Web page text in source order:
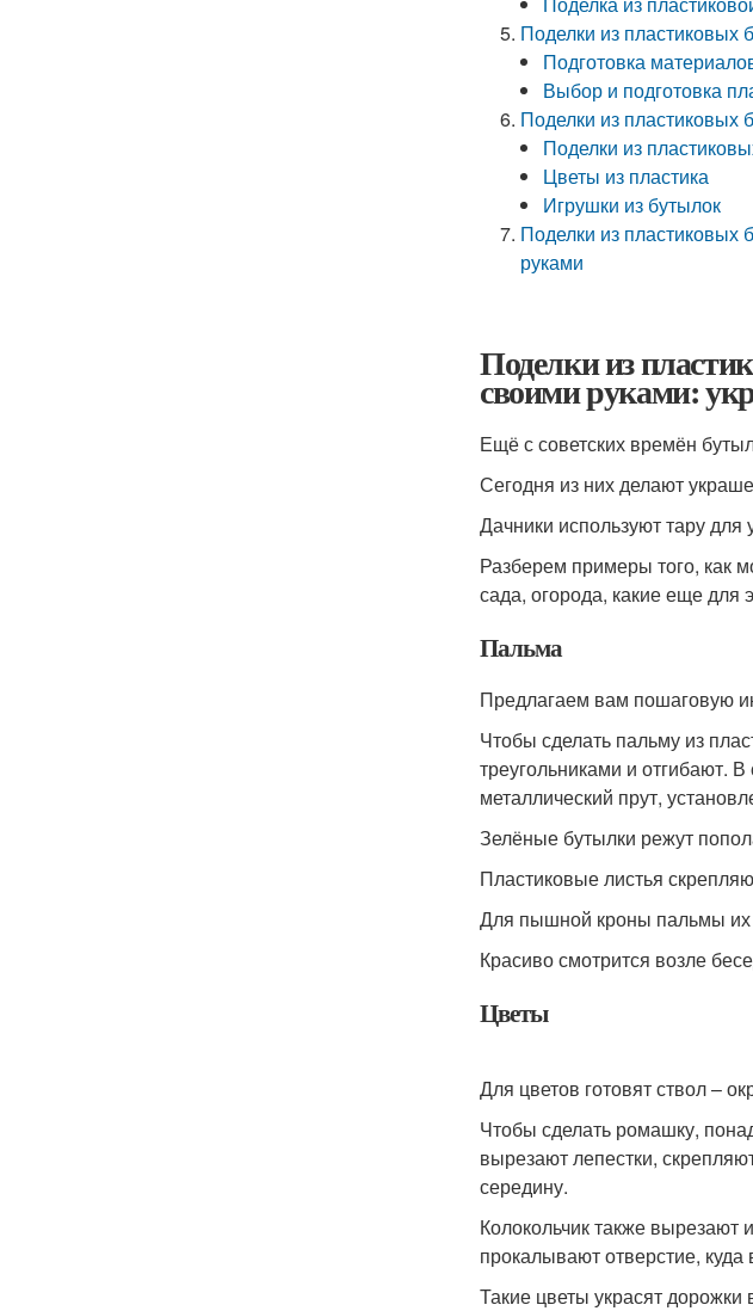
Поделки из пластиковых
Подготовка
Выбор и подготовка
Поделки из пластиковых
Поделки из
Цветы из пластика
Игрушки из бутылок
Поделки из пластиковых
руками
Поделки из
своими руками:
Ещё с советских времён
Сегодня из них делают
Дачники используют тару для
Разберем примеры того, как
сада, огорода, какие еще
Пальма
Предлагаем вам пошаговую
Чтобы сделать пальму из
треугольниками и отгибают.
металлический прут,
Зелёные бутылки режут
Пластиковые листья
Для пышной кроны пальмы их
Красиво смотрится возле
Цветы
Для цветов готовят ствол –
Чтобы сделать ромашку,
вырезают лепестки,
середину.
Колокольчик также
прокалывают отверстие, куда
Такие цветы украсят